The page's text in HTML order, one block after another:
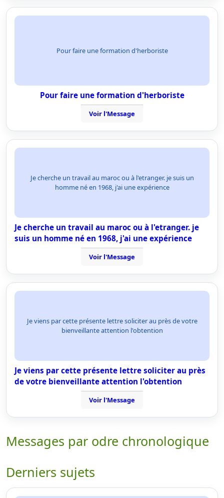
Pour faire une formation d'herboriste
Pour faire une formation d'herboriste
Voir l'Message
Je cherche un travail au maroc ou à l'etranger. je suis un
homme né en 1968, j'ai une expérience
Je cherche un travail au maroc ou à l'etranger. je
suis un homme né en 1968, j'ai une expérience
Voir l'Message
Je viens par cette présente lettre soliciter au près de votre
bienveillante attention l'obtention
Je viens par cette présente lettre soliciter au près
de votre bienveillante attention l'obtention
Voir l'Message
Messages par odre chronologique
Derniers sujets